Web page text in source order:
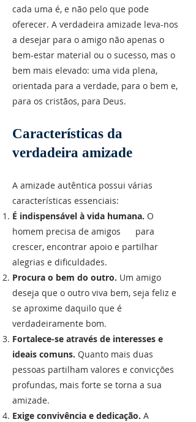
cada uma é, e não pelo que pode
oferecer. A verdadeira amizade leva-nos
a desejar para o amigo não apenas o
bem-estar material ou o sucesso, mas o
bem mais elevado: uma vida plena,
orientada para a verdade, para o bem e,
para os cristãos, para Deus.
Características da
verdadeira amizade
A amizade autêntica possui várias
características essenciais:
É indispensável à vida humana. O
homem precisa de amigos para
crescer, encontrar apoio e partilhar
alegrias e dificuldades.
Procura o bem do outro. Um amigo
deseja que o outro viva bem, seja feliz e
se aproxime daquilo que é
verdadeiramente bom.
Fortalece-se através de interesses e
ideais comuns. Quanto mais duas
pessoas partilham valores e convicções
profundas, mais forte se torna a sua
amizade.
Exige convivência e dedicação. A